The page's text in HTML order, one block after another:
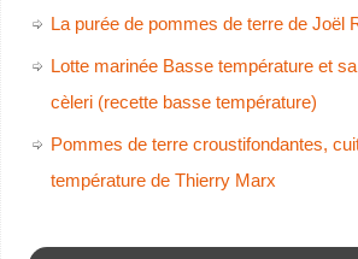
La purée de pommes de terre de Joël
Lotte marinée Basse température et
cèleri (recette basse température)
Pommes de terre croustifondantes,
température de Thierry Marx